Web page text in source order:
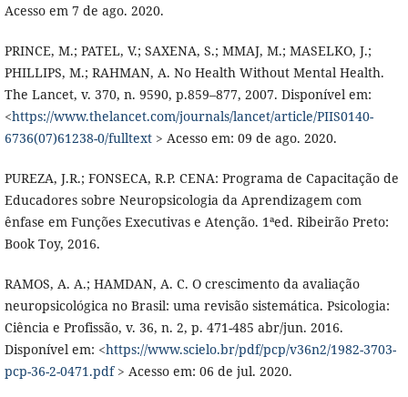
Acesso em 7 de ago. 2020.
PRINCE, M.; PATEL, V.; SAXENA, S.; MMAJ, M.; MASELKO, J.;
PHILLIPS, M.; RAHMAN, A. No Health Without Mental Health.
The Lancet, v. 370, n. 9590, p.859–877, 2007. Disponível em:
<https://www.thelancet.com/journals/lancet/article/PIIS0140-
6736(07)61238-0/fulltext> Acesso em: 09 de ago. 2020.
PUREZA, J.R.; FONSECA, R.P. CENA: Programa de Capacitação de
Educadores sobre Neuropsicologia da Aprendizagem com
ênfase em Funções Executivas e Atenção. 1ªed. Ribeirão Preto:
Book Toy, 2016.
RAMOS, A. A.; HAMDAN, A. C. O crescimento da avaliação
neuropsicológica no Brasil: uma revisão sistemática. Psicologia:
Ciência e Profissão, v. 36, n. 2, p. 471-485 abr/jun. 2016.
Disponível em: <https://www.scielo.br/pdf/pcp/v36n2/1982-3703-
pcp-36-2-0471.pdf> Acesso em: 06 de jul. 2020.